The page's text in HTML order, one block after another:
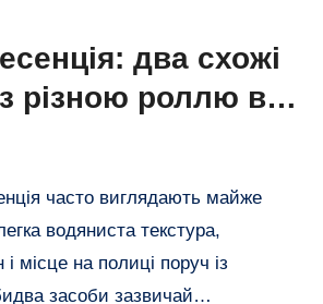
два схожі
різною роллю в
часто виглядають майже
водяниста текстура,
місце на полиці поруч із
засоби зазвичай…